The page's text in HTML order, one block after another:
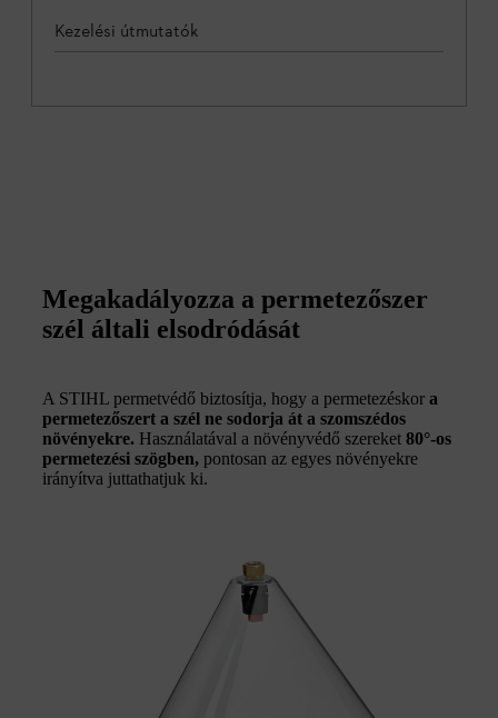
Kezelési útmutatók
Megakadályozza a permetezőszer
szél általi elsodródását
A STIHL permetvédő biztosítja, hogy a permetezéskor a
permetezőszert a szél ne sodorja át a szomszédos
növényekre. Használatával a növényvédő szereket 80°-os
permetezési szögben, pontosan az egyes növényekre
irányítva juttathatjuk ki.